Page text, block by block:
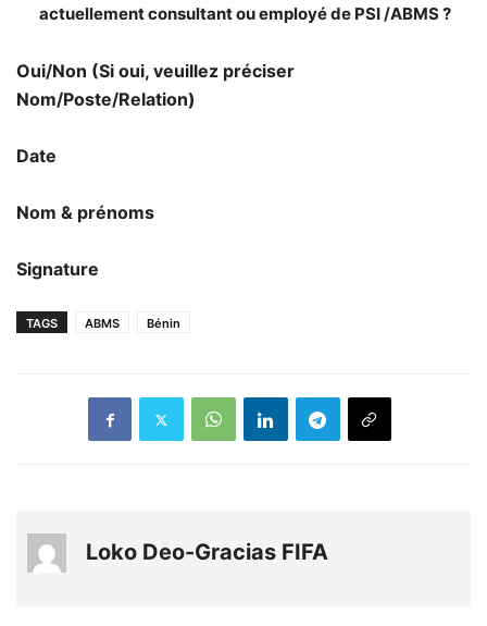
actuellement consultant ou employé de PSI /ABMS ?
Oui/Non (Si oui, veuillez préciser
Nom/Poste/Relation)
Date
Nom & prénoms
Signature
TAGS ABMS Bénin
Loko Deo-Gracias FIFA